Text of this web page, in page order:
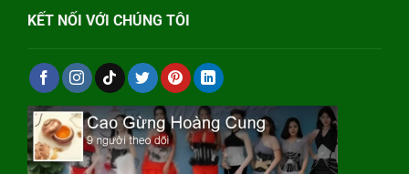
KẾT NỐI VỚI CHÚNG TÔI